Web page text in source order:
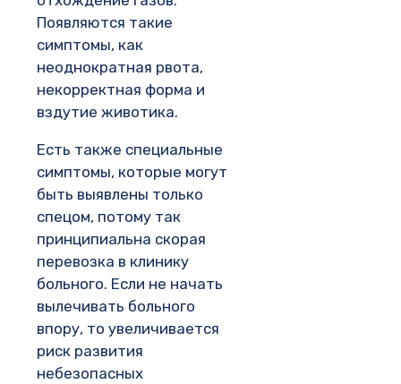
Появляются такие
симптомы, как
неоднократная рвота,
некорректная форма и
вздутие животика.
Есть также специальные
симптомы, которые могут
быть выявлены только
спецом, потому так
принципиальна скорая
перевозка в клинику
больного. Если не начать
вылечивать больного
впору, то увеличивается
риск развития
небезопасных